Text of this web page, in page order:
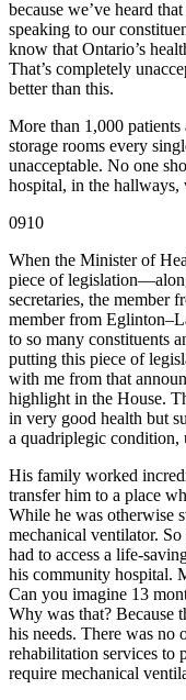
because we’ve heard
speaking to our
know that Ontario’s
That’s completely
better than this.
More than 1,000
storage rooms every
unacceptable. No one
hospital, in the hallways,
0910
When the Minister of
piece of
secretaries, the member
member from
to so many constituents
putting this piece of
with me from that
highlight in the House.
in very good health but
a quadriplegic condition,
His family worked
transfer him to a place
While he was otherwise
mechanical ventilator.
had to access a life-
his community hospital.
Can you imagine 13
Why was that? Because
his needs. There was no
rehabilitation services to
require mechanical